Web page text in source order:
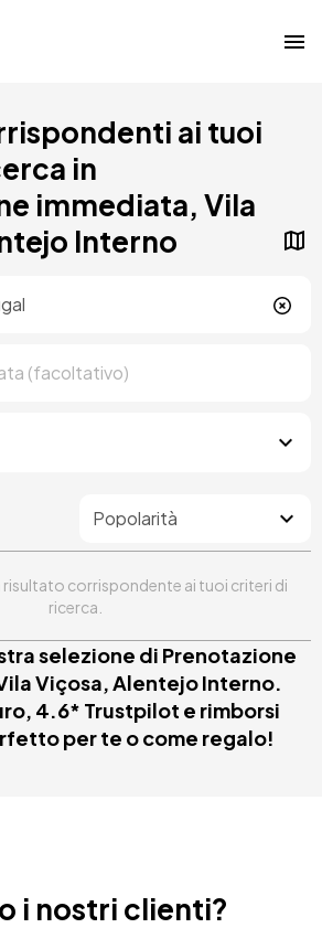
ai tuoi
in
immediata, Vila
Interno
risultato corrispondente ai tuoi criteri di
ricerca.
selezione di Prenotazione
Viçosa, Alentejo Interno.
4.6* Trustpilot e rimborsi
per te o come regalo!
i nostri clienti?